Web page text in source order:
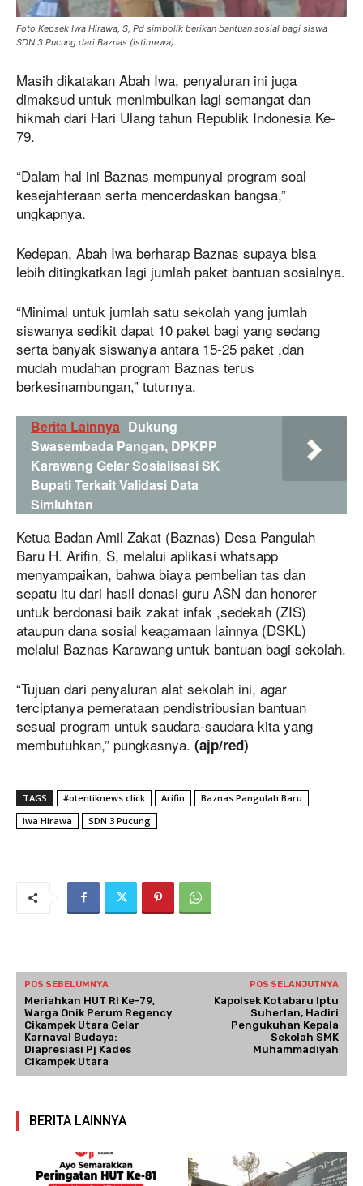
Foto Kepsek Iwa Hirawa, S, Pd simbolik berikan bantuan sosial bagi siswa
SDN 3 Pucung dari Baznas (istimewa)
Masih dikatakan Abah Iwa, penyaluran ini juga
dimaksud untuk menimbulkan lagi semangat dan
hikmah dari Hari Ulang tahun Republik Indonesia Ke-
79.
“Dalam hal ini Baznas mempunyai program soal
kesejahteraan serta mencerdaskan bangsa,”
ungkapnya.
Kedepan, Abah Iwa berharap Baznas supaya bisa
lebih ditingkatkan lagi jumlah paket bantuan sosialnya.
“Minimal untuk jumlah satu sekolah yang jumlah
siswanya sedikit dapat 10 paket bagi yang sedang
serta banyak siswanya antara 15-25 paket ,dan
mudah mudahan program Baznas terus
berkesinambungan,” tuturnya.
Berita Lainnya Dukung
Swasembada Pangan, DPKPP
Karawang Gelar Sosialisasi SK
Bupati Terkait Validasi Data
Simluhtan
Ketua Badan Amil Zakat (Baznas) Desa Pangulah
Baru H. Arifin, S, melalui aplikasi whatsapp
menyampaikan, bahwa biaya pembelian tas dan
sepatu itu dari hasil donasi guru ASN dan honorer
untuk berdonasi baik zakat infak ,sedekah (ZIS)
ataupun dana sosial keagamaan lainnya (DSKL)
melalui Baznas Karawang untuk bantuan bagi sekolah.
“Tujuan dari penyaluran alat sekolah ini, agar
terciptanya pemerataan pendistribusian bantuan
sesuai program untuk saudara-saudara kita yang
membutuhkan,” pungkasnya. (ajp/red)
TAGS #otentiknews.click Arifin
Baznas Pangulah Baru
Iwa Hirawa
SDN 3 Pucung
POS SEBELUMNYA
Meriahkan HUT RI Ke-79,
Warga Onik Perum Regency
Cikampek Utara Gelar
Karnaval Budaya:
Diapresiasi Pj Kades
Cikampek Utara
POS SELANJUTNYA
Kapolsek Kotabaru Iptu
Suherlan, Hadiri
Pengukuhan Kepala
Sekolah SMK
Muhammadiyah
BERITA LAINNYA